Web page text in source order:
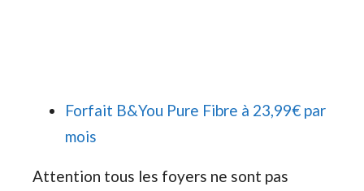
Forfait B&You Pure Fibre à 23,99€ par
mois
Attention tous les foyers ne sont pas